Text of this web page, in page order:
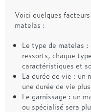
Voici quelques
matelas :
Le type de matelas
ressorts, chaque
caractéristiques et
La durée de vie : un
une durée de vie
Le garnissage : un
ou spécialisé sera